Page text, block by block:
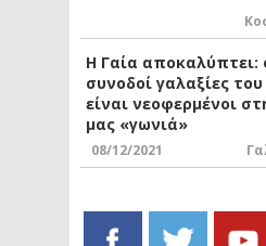
Η Γαία αποκαλύπτει:
συνοδοί γαλαξίες
είναι νεοφερμένοι
μας «γωνιά»
08/12/2021